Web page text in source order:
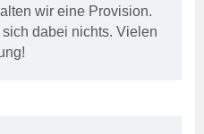
wir eine Provision.
dabei nichts. Vielen